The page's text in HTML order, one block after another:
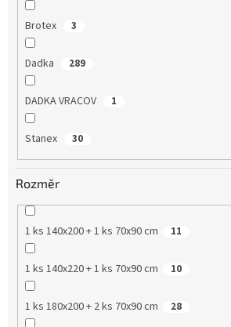
Brotex 3
Dadka 289
DADKA VRACOV 1
Stanex 30
Rozměr
1 ks 140x200 + 1 ks 70x90 cm 11
1 ks 140x220 + 1 ks 70x90 cm 10
1 ks 180x200 + 2 ks 70x90 cm 28